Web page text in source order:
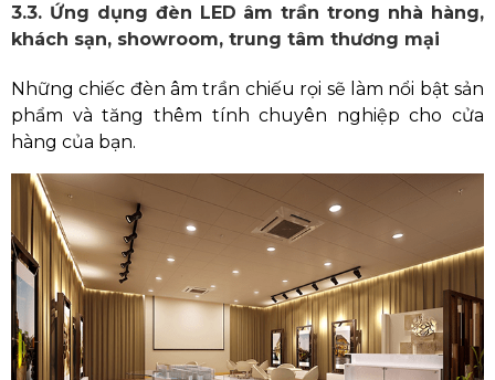
3.3. Ứng dụng đèn LED âm trần trong nhà hàng,
khách sạn, showroom, trung tâm thương mại
Những chiếc đèn âm trần chiếu rọi sẽ làm nổi bật sản
phẩm và tăng thêm tính chuyên nghiệp cho cửa
hàng của bạn.